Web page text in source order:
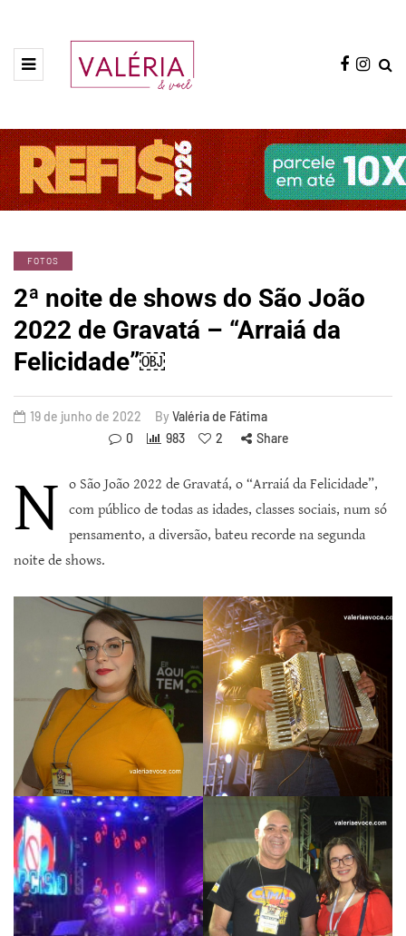
FOTOS
2ª noite de shows do São João
2022 de Gravatá – “Arraiá da
Felicidade”￼
19 de junho de 2022 By Valéria de Fátima
0
983 2 Share
N
o São João 2022 de Gravatá, o “Arraiá da Felicidade”,
com público de todas as idades, classes sociais, num só
pensamento, a diversão, bateu recorde na segunda
noite de shows.